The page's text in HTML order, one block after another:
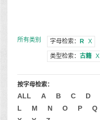
所有类别 字母检索： R X
类型检索： 古籍 X
按字母检索：
ALL A B C D
L
M N O P Q